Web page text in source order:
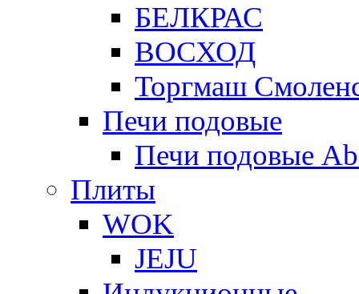
БЕЛКРАС
ВОСХОД
Торгмаш
Печи подовые
Печи подовые
Плиты
WOK
JEJU